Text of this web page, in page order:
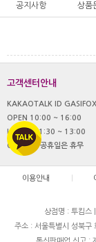
공지사항 상품
고객센터안내
KAKAOTALK ID GASIFOX
OPEN 10:00 ~ 16:00
LUNCH 11:30 ~ 13:00
OFF 토,일 공휴일은 휴무
이용안내
상점명 : 투킴스
주소 : 서울특별시 성북